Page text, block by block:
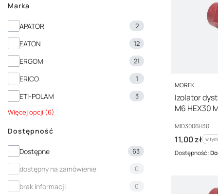
Marka
Marka
APATOR 2
EATON 12
ERGOM 21
ERICO 1
ETI-POLAM
3
Więcej opcji (6)
Dostępność
Dostępność
Dostępne 63
dostępny na zamówienie 0
brak informacji
0
PRODUCENT
MOREK
Izolator
M6 HEX30
Kod producenta
MID3006H30
Cena brutto
11,00 zł w tym
w tym
Dostępność: